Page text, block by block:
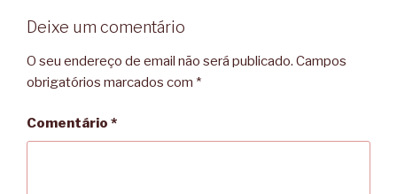
Deixe um comentário
O seu endereço de email não será publicado. Campos
obrigatórios marcados com *
Comentário *